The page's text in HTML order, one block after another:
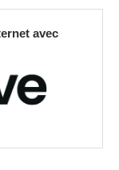
avec